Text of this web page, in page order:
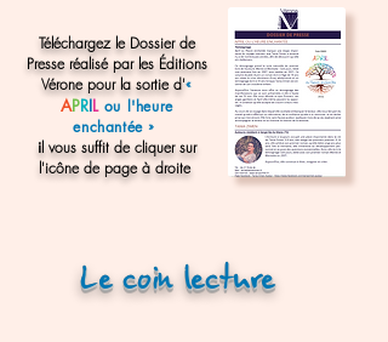
Téléchargez le Dossier de
Presse réalisé par les Éditions
Vérone pour la sortie d'«
APRIL ou l'heure
enchantée »
il vous suffit de cliquer sur
l'icône de page à droite
Le coin lecture